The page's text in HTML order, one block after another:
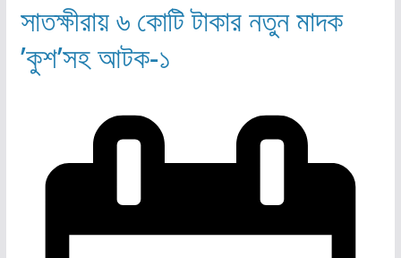
সাতক্ষীরায় ৬ কোটি টাকার নতুন মাদক
’কুশ’সহ আটক-১